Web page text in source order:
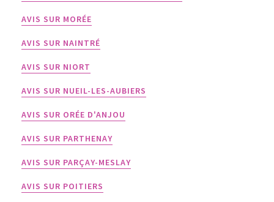
AVIS SUR MORÉE
AVIS SUR NAINTRÉ
AVIS SUR NIORT
AVIS SUR NUEIL-LES-AUBIERS
AVIS SUR ORÉE D'ANJOU
AVIS SUR PARTHENAY
AVIS SUR PARÇAY-MESLAY
AVIS SUR POITIERS